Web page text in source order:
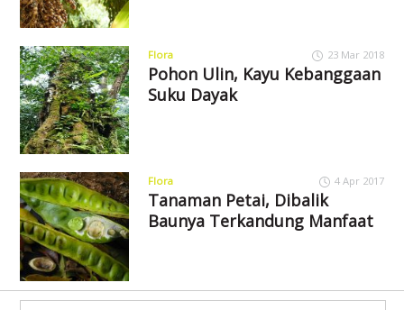
Flora 23 Mar 2018
Pohon Ulin, Kayu Kebanggaan
Suku Dayak
Flora 4 Apr 2017
Tanaman Petai, Dibalik
Baunya Terkandung Manfaat